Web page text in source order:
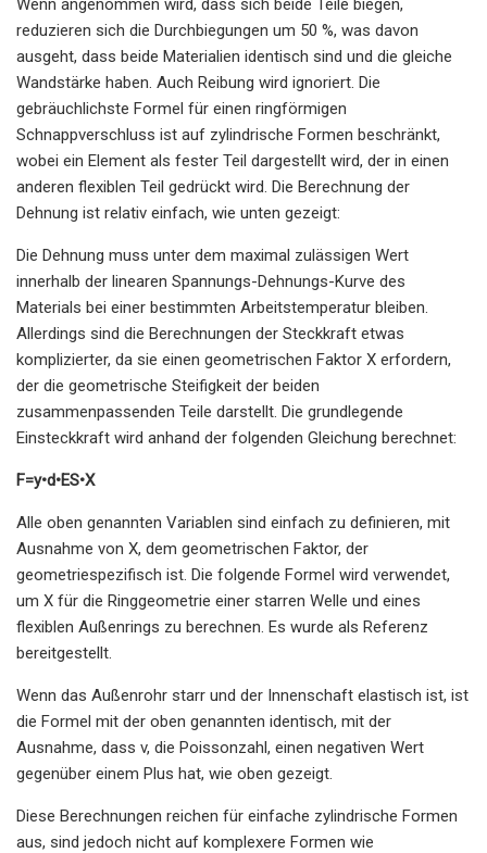
Wenn angenommen wird, dass sich beide Teile biegen,
reduzieren sich die Durchbiegungen um 50 %, was davon
ausgeht, dass beide Materialien identisch sind und die gleiche
Wandstärke haben. Auch Reibung wird ignoriert. Die
gebräuchlichste Formel für einen ringförmigen
Schnappverschluss ist auf zylindrische Formen beschränkt,
wobei ein Element als fester Teil dargestellt wird, der in einen
anderen flexiblen Teil gedrückt wird. Die Berechnung der
Dehnung ist relativ einfach, wie unten gezeigt:
Die Dehnung muss unter dem maximal zulässigen Wert
innerhalb der linearen Spannungs-Dehnungs-Kurve des
Materials bei einer bestimmten Arbeitstemperatur bleiben.
Allerdings sind die Berechnungen der Steckkraft etwas
komplizierter, da sie einen geometrischen Faktor X erfordern,
der die geometrische Steifigkeit der beiden
zusammenpassenden Teile darstellt. Die grundlegende
Einsteckkraft wird anhand der folgenden Gleichung berechnet:
F=y•d•ES•X
Alle oben genannten Variablen sind einfach zu definieren, mit
Ausnahme von X, dem geometrischen Faktor, der
geometriespezifisch ist. Die folgende Formel wird verwendet,
um X für die Ringgeometrie einer starren Welle und eines
flexiblen Außenrings zu berechnen. Es wurde als Referenz
bereitgestellt.
Wenn das Außenrohr starr und der Innenschaft elastisch ist, ist
die Formel mit der oben genannten identisch, mit der
Ausnahme, dass v, die Poissonzahl, einen negativen Wert
gegenüber einem Plus hat, wie oben gezeigt.
Diese Berechnungen reichen für einfache zylindrische Formen
aus, sind jedoch nicht auf komplexere Formen wie